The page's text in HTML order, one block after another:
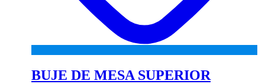
BUJE DE MESA SUPERIOR